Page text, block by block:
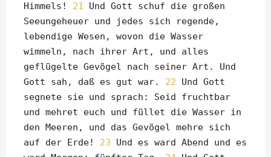
Himmels! 21 Und Gott schuf die großen
Seeungeheuer und jedes sich regende,
lebendige Wesen, wovon die Wasser
wimmeln, nach ihrer Art, und alles
geflügelte Gevögel nach seiner Art. Und
Gott sah, daß es gut war. 22 Und Gott
segnete sie und sprach: Seid fruchtbar
und mehret euch und füllet die Wasser in
den Meeren, und das Gevögel mehre sich
auf der Erde! 23 Und es ward Abend und es